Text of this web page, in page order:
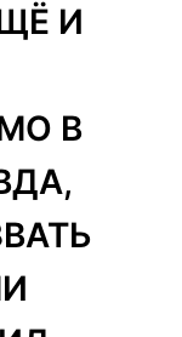
И
В